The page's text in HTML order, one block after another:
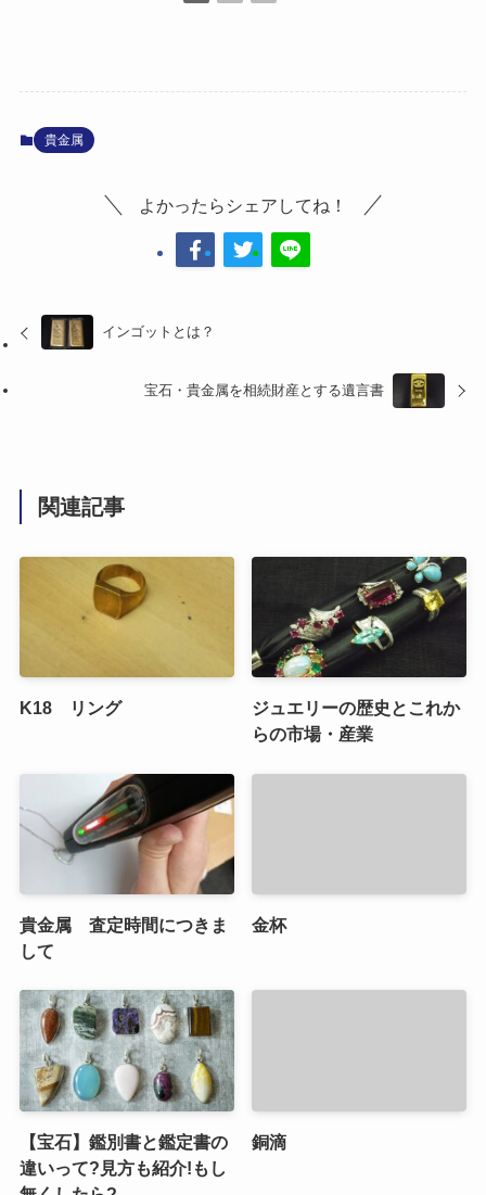
貴金属
よかったらシェアしてね！
インゴットとは？
宝石・貴金属を相続財産とする遺言書
関連記事
K18 リング
ジュエリーの歴史とこれか
らの市場・産業
貴金属 査定時間につきま
して
金杯
【宝石】鑑別書と鑑定書の
違いって?見方も紹介!もし
銅滴